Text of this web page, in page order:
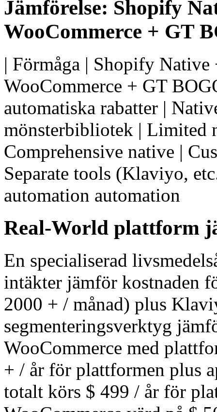
Jämförelse: Shopify
WooCommerce + GT
| Förmåga | Shopify
WooCommerce + GT
automatiska rabatter |
mönsterbibliotek | Limited
Comprehensive native |
Separate tools (Klaviyo,
automation automation
Real-World plattform
En specialiserad
intäkter jämför kostnaden
2000 + / månad) plus
segmenteringsverktyg
WooCommerce med
+ / år för plattformen plus
totalt körs $ 499 / år för